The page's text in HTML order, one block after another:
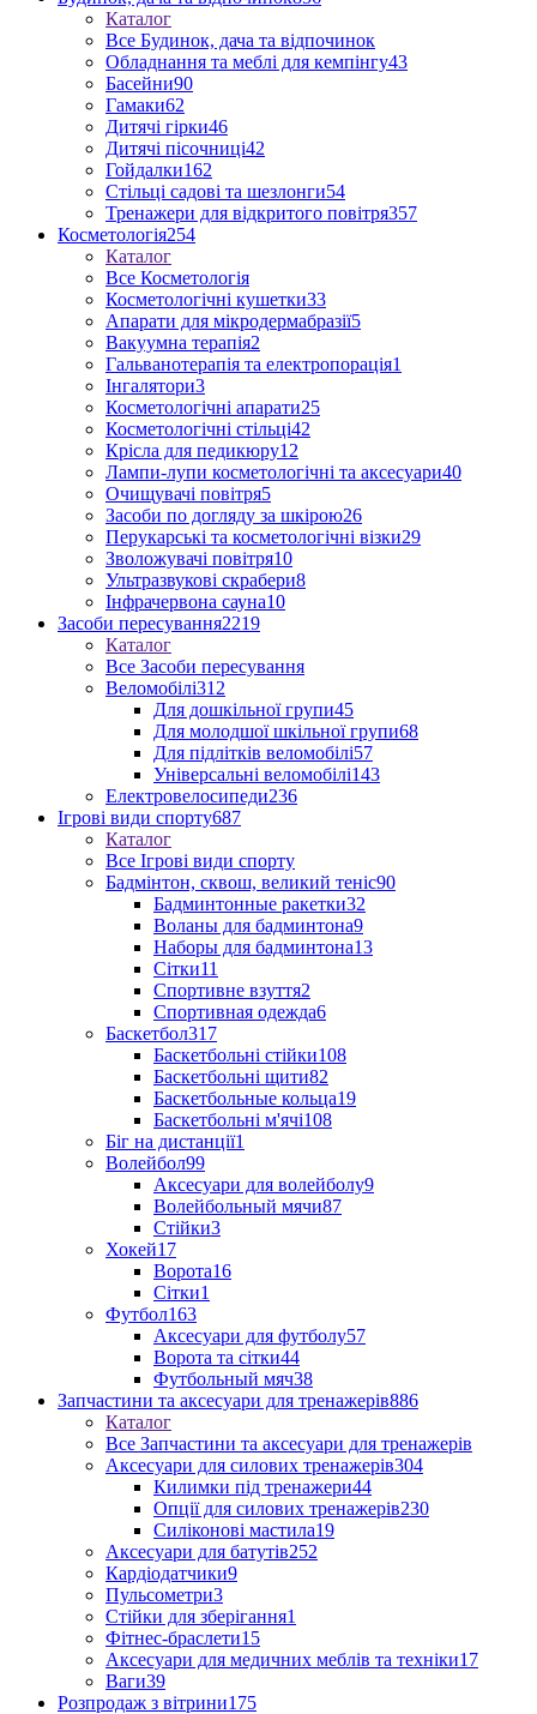
Каталог
Все Будинок, дача та відпочинок
Обладнання та меблі для кемпінгу43
Басейни90
Гамаки62
Дитячі гірки46
Дитячі пісочниці42
Гойдалки162
Стільці садові та шезлонги54
Тренажери для відкритого повітря357
Косметологія254
Каталог
Все Косметологія
Косметологічні кушетки33
Апарати для мікродермабразії5
Вакуумна терапія2
Гальванотерапія та електропорація1
Інгалятори3
Косметологічні апарати25
Косметологічні стільці42
Крісла для педикюру12
Лампи-лупи косметологічні та аксесуари40
Очищувачі повітря5
Засоби по догляду за шкірою26
Перукарські та косметологічні візки29
Зволожувачі повітря10
Ультразвукові скрабери8
Інфрачервона сауна10
Засоби пересування2219
Каталог
Все Засоби пересування
Веломобілі312
Для дошкільної групи45
Для молодшої шкільної групи68
Для підлітків веломобілі57
Універсальні веломобілі143
Електровелосипеди236
Ігрові види спорту687
Каталог
Все Ігрові види спорту
Бадмінтон, сквош, великий теніс90
Бадминтонные ракетки32
Воланы для бадминтона9
Наборы для бадминтона13
Сітки11
Спортивне взуття2
Спортивная одежда6
Баскетбол317
Баскетбольні стійки108
Баскетбольні щити82
Баскетбольные кольца19
Баскетбольні м'ячі108
Біг на дистанції1
Волейбол99
Аксесуари для волейболу9
Волейбольный мячи87
Стійки3
Хокей17
Ворота16
Сітки1
Футбол163
Аксесуари для футболу57
Ворота та сітки44
Футбольный мяч38
Запчастини та аксесуари для тренажерів886
Каталог
Все Запчастини та аксесуари для тренажерів
Аксесуари для силових тренажерів304
Килимки під тренажери44
Опції для силових тренажерів230
Силіконові мастила19
Аксесуари для батутів252
Кардіодатчики9
Пульсометри3
Стійки для зберігання1
Фітнес-браслети15
Аксесуари для медичних меблів та техніки17
Ваги39
Розпродаж з вітрини175